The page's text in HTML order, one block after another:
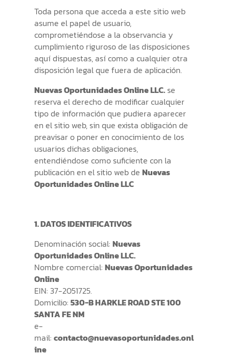
Toda persona que acceda a este sitio web
asume el papel de usuario,
comprometiéndose a la observancia y
cumplimiento riguroso de las disposiciones
aquí dispuestas, así como a cualquier otra
disposición legal que fuera de aplicación.
Nuevas Oportunidades Online LLC. se
reserva el derecho de modificar cualquier
tipo de información que pudiera aparecer
en el sitio web, sin que exista obligación de
preavisar o poner en conocimiento de los
usuarios dichas obligaciones,
entendiéndose como suficiente con la
publicación en el sitio web de Nuevas
Oportunidades Online LLC
1. DATOS IDENTIFICATIVOS
Denominación social: Nuevas
Oportunidades Online LLC.
Nombre comercial: Nuevas Oportunidades
Online
EIN: 37-2051725.
Domicilio:530-B HARKLE ROAD STE 100
SANTA FE NM
e-
mail:contacto@nuevasoportunidades.onl
ine